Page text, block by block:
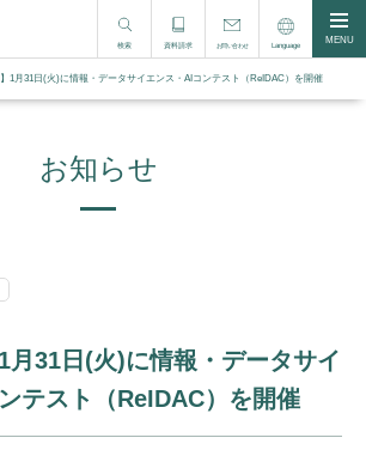
検索 資料請求 お問い合わせ Language MENU
】1月31日(火)に情報・データサイエンス・AIコンテスト（ReIDAC）を開催
お知らせ
月31日(火)に情報・データサイ
テスト（ReIDAC）を開催